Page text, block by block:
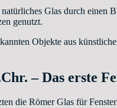
Glas durch einen
genutzt.
Objekte aus
– Das erste
die Römer Glas für